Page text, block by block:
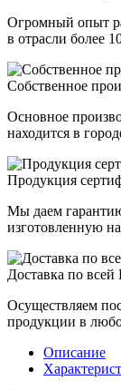
Огромный опыт
в отрасли более
Собственное
Основное
находится в
Продукция
Мы даем
изготовленную
Доставка по всей
Осуществляем
продукции в
Описание